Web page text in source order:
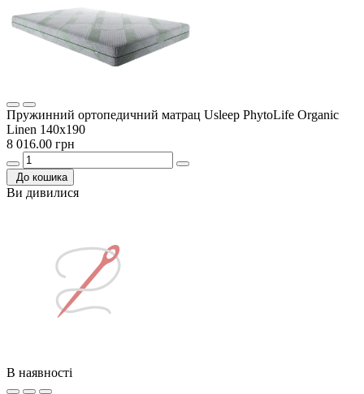
Пружинний ортопедичний матрац Usleep PhytoLife Organic
Linen 140x190
8 016.00 грн
До кошика
Ви дивилися
В наявності